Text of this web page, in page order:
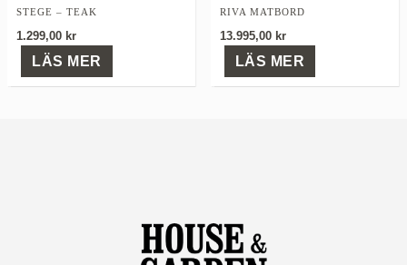
STEGE – TEAK
1.299,00 kr
LÄS MER
RIVA MATBORD
13.995,00 kr
LÄS MER